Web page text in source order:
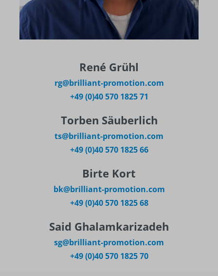
René Grühl
rg@brilliant-promotion.com
+49 (0)40 570 1825 71
Torben Säuberlich
ts@brilliant-promotion.com
+49 (0)40 570 1825 66
Birte Kort
bk@brilliant-promotion.com
+49 (0)40 570 1825 68
Said Ghalamkarizadeh
sg@brilliant-promotion.com
+49 (0)40 570 1825 70